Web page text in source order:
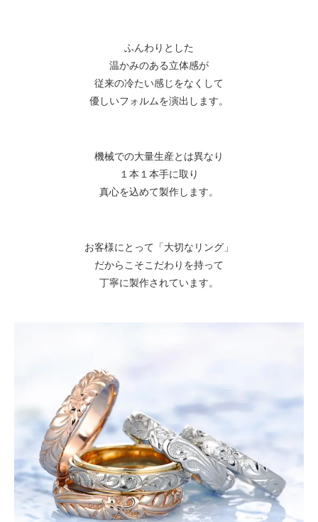
ふんわりとした
温かみのある立体感が
従来の冷たい感じをなくして
優しいフォルムを演出します。
機械での大量生産とは異なり
１本１本手に取り
真心を込めて製作します。
お客様にとって「大切なリング」
だからこそこだわりを持って
丁寧に製作されています。